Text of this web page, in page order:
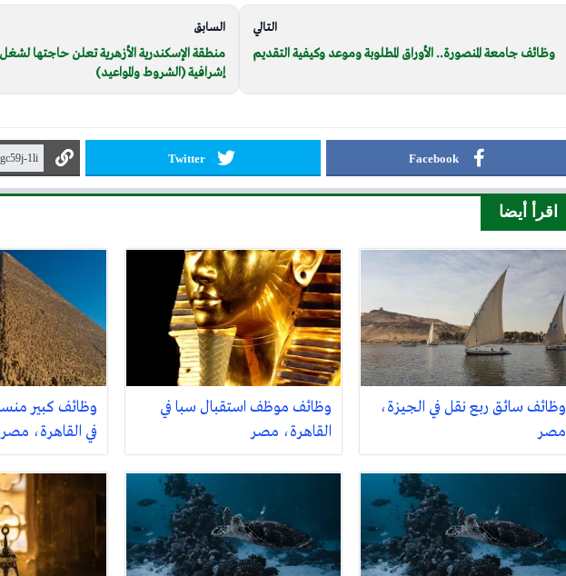
التالي
وظائف جامعة المنصورة.. الأوراق المطلوبة وموعد وكيفية التقديم
السابق
إشرافية (الشروط والمواعيد)
Facebook
Twitter
اقرأ أيضا
وظائف سائق ربع نقل في الجيزة،
مصر
وظائف موظف استقبال سبا في
القاهرة، مصر
في القاهرة، مصر